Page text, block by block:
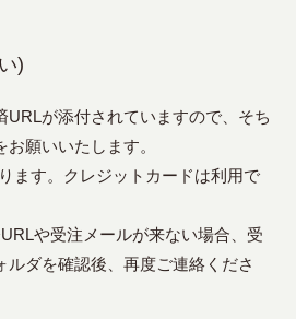
)
URLが添付されていますので、そち
願いいたします。
ます。クレジットカードは利用で
や受注メールが来ない場合、受
ルダを確認後、再度ご連絡くださ